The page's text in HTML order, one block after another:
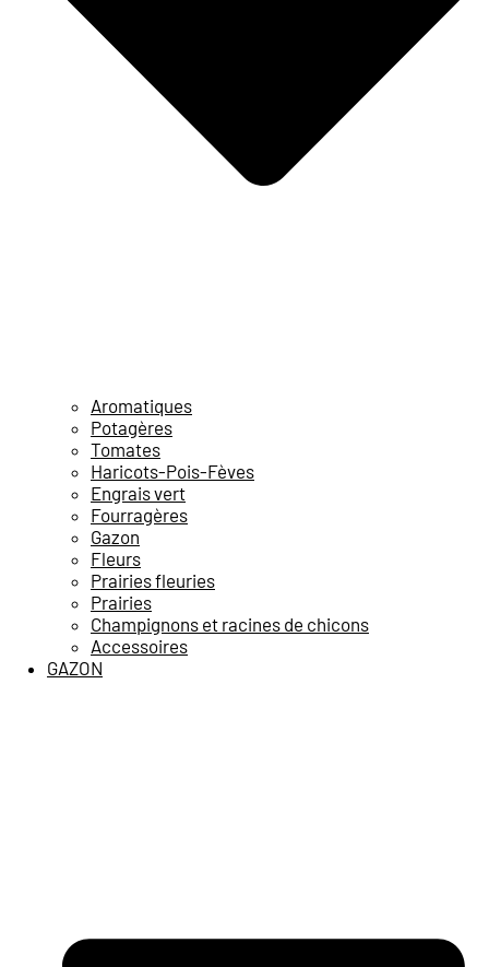
Aromatiques
Potagères
Tomates
Haricots-Pois-Fèves
Engrais vert
Fourragères
Gazon
Fleurs
Prairies fleuries
Prairies
Champignons et racines de chicons
Accessoires
GAZON